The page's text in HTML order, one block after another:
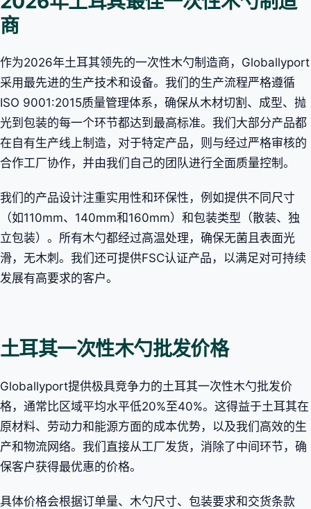
商
作为2026年土耳其领先的一次性木勺制造商，Globallyport
采用最先进的生产技术和设备。我们的生产流程严格遵循
ISO 9001:2015质量管理体系，确保从木材切割、成型、抛
光到包装的每一个环节都达到最高标准。我们大部分产品都
在自有生产线上制造，对于特定产品，则与经过严格审核的
合作工厂协作，并由我们自己的团队进行全面质量控制。
我们的产品设计注重实用性和环保性，例如提供不同尺寸
（如110mm、140mm和160mm）和包装类型（散装、独
立包装）。所有木勺都经过高温处理，确保无菌且表面光
滑，无木刺。我们还可提供FSC认证产品，以满足对可持续
发展有高要求的客户。
土耳其一次性木勺批发价格
Globallyport提供极具竞争力的土耳其一次性木勺批发价
格，通常比区域平均水平低20%至40%。这得益于土耳其在
原材料、劳动力和能源方面的成本优势，以及我们高效的生
产和物流网络。我们直接从工厂发货，消除了中间环节，确
保客户获得最优惠的价格。
具体价格会根据订单量、木勺尺寸、包装要求和交货条款